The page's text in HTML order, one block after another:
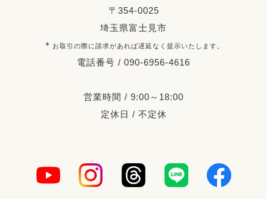
〒354-0025
埼玉県富士見市
＊ お取引の際に請求があれば遅延なく提示いたします。
電話番号 / 090-6956-4616
営業時間 / 9:00～18:00
定休日 / 不定休